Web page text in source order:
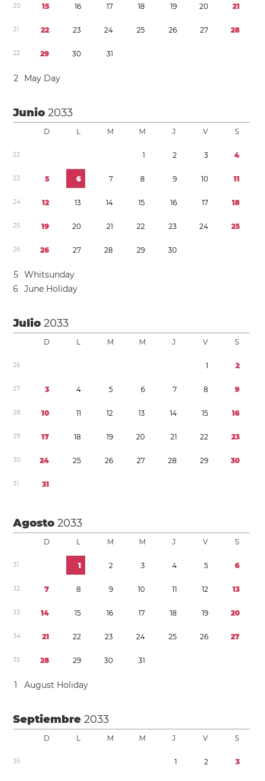
20 15 16 17 18 19 20 21
21 22 23 24 25 26 27 28
22 29 30 31
2 May Day
Junio2033
D L M M J V S
22 1 2 3 4
23 5 6 7 8 9 10 11
24 12 13 14 15 16 17 18
25 19 20 21 22 23 24 25
26 26 27 28 29 30
5 Whitsunday
6
June Holiday
Julio2033
D L M M J V S
26 1 2
27 3 4 5 6 7 8 9
28 10 11 12 13 14 15 16
29 17 18 19 20 21 22 23
30 24 25 26 27 28 29 30
31 31
Agosto2033
D L M M J V S
31 1 2 3 4 5 6
32 7 8 9 10 11 12 13
33 14 15 16 17 18 19 20
34 21 22 23 24 25 26 27
35 28 29 30 31
1 August Holiday
Septiembre2033
D L M M J V S
35 1 2 3